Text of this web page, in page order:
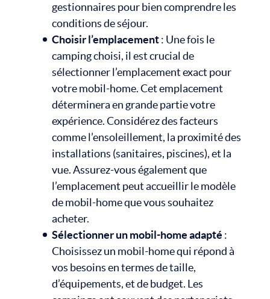
gestionnaires pour bien comprendre les
conditions de séjour.
Choisir l’emplacement: Une fois le
camping choisi, il est crucial de
sélectionner l’emplacement exact pour
votre mobil-home. Cet emplacement
déterminera en grande partie votre
expérience. Considérez des facteurs
comme l’ensoleillement, la proximité des
installations (sanitaires, piscines), et la
vue. Assurez-vous également que
l’emplacement peut accueillir le modèle
de mobil-home que vous souhaitez
acheter.
Sélectionner un mobil-home adapté :
Choisissez un mobil-home qui répond à
vos besoins en termes de taille,
d’équipements, et de budget. Les